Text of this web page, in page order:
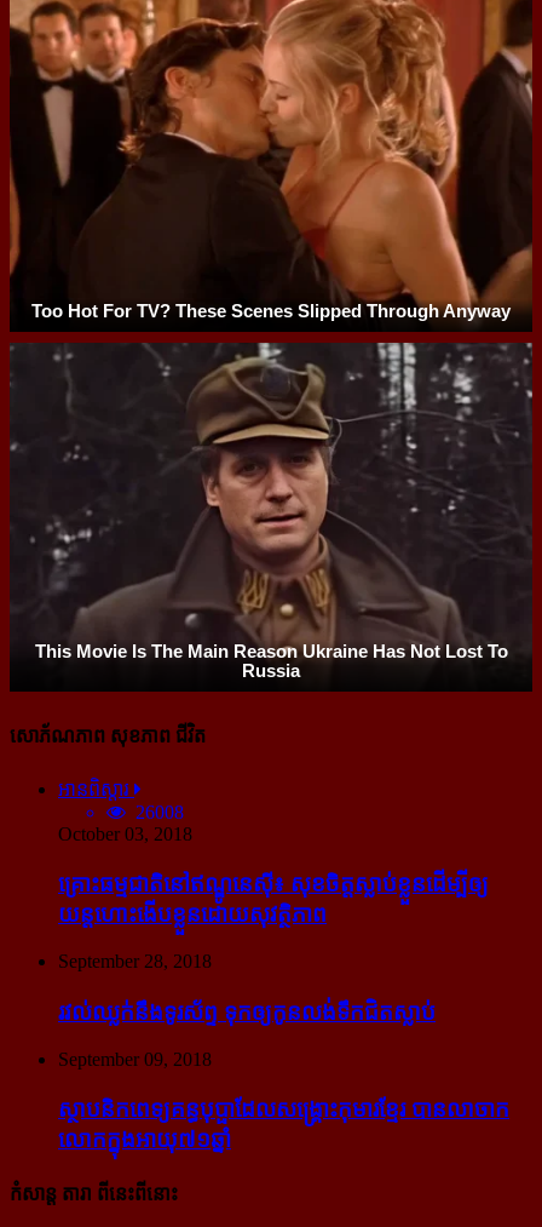
សោភ័ណភាព សុខភាព ជីវិត
អានពិស្ដារ
26008
October 03, 2018
គ្រោះធម្មជាតិនៅឥណ្ឌូនេស៊ី៖ សុខចិត្ត​ស្លាប់​ខ្លួន​ដើម្បី​ឲ្យ​
យន្ដហោះ​ងើប​ខ្លួន​ដោយ​សុវត្ថិភាព
September 28, 2018
រវល់​ឈ្លក់​នឹង​ទូរស័ព្ទ ទុក​ឲ្យ​កូន​លង់​ទឹក​ជិត​ស្លាប់
September 09, 2018
ស្ថាបនិក​ពេទ្យ​គន្ធបុប្ផា​ដែល​សង្គ្រោះ​កុមារ​ខ្មែរ​ បាន​លាចាក​
លោក​ក្នុង​អាយុ​៧១ឆ្នាំ
កំសាន្ដ តារា ពីនេះពីនោះ